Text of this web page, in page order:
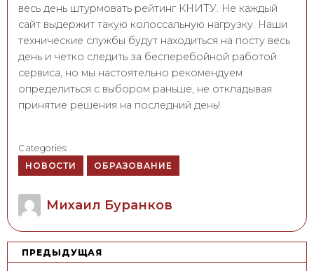
весь день штурмовать рейтинг КНИТУ. Не каждый
сайт выдержит такую колоссальную нагрузку. Наши
технические службы будут находиться на посту весь
день и четко следить за бесперебойной работой
сервиса, но мы настоятельно рекомендуем
определиться с выбором раньше, не откладывая
принятие решения на последний день!
Categories:
НОВОСТИ
ОБРАЗОВАНИЕ
Author
Михаил Буранков
НПРЕДЫДУЩАЯ